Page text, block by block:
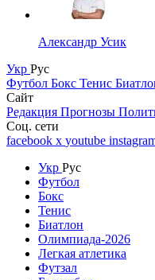
Александр Усик
Укр Рус
Футбол Бокс Тенис
Сайт
Редакция Прогнозы
Соц. сети
facebook x youtube
Укр Рус
Футбол
Бокс
Тенис
Биатлон
Олимпиада-2026
Легкая атлетика
Футзал